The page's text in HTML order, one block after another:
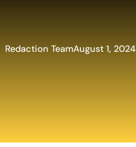
Redaction TeamAugust 1, 2024